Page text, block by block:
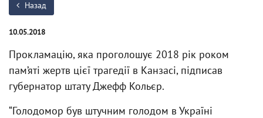
Назад
10.05.2018
Прокламацію, яка проголошує 2018 рік роком
пам’яті жертв цієї трагедії в Канзасі, підписав
губернатор штату Джефф Кольєр.
“Голодомор був штучним голодом в Україні